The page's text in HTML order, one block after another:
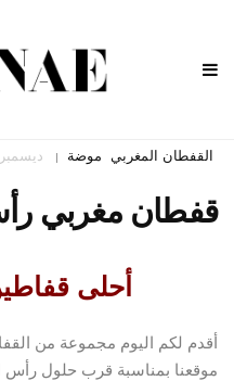
القفطان المغربي موضة | ديسمبر 12, 2016
قفطان مغربي
أحلى
أقدم لكم اليوم مجموعة من
موقعنا بمناسبة قرب حلول رأس